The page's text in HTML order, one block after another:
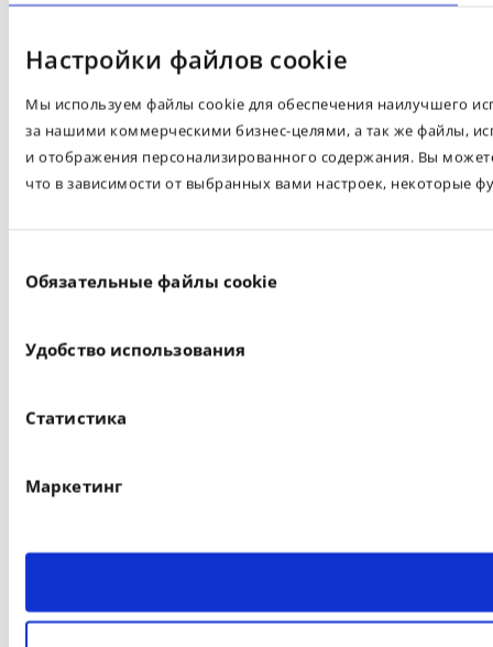
Настройки файлов cookie
Мы используем файлы cookie для обеспечения наилучшего
за нашими коммерческими бизнес-целями, а так же файлы,
и отображения персонализированного содержания. Вы
что в зависимости от выбранных вами настроек, некоторые
согласия
Обязательные файлы cookie
Удобство использования
Статистика
Маркетинг